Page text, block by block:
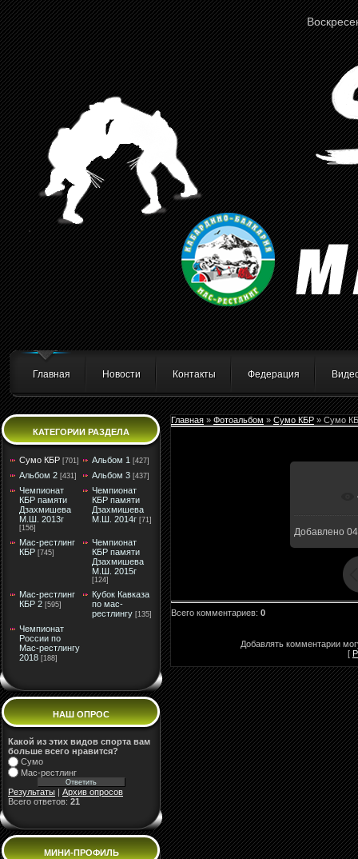
Главная Новости Контакты Федерация
КАТЕГОРИИ РАЗДЕЛА
Сумо КБР [701] Альбом 1 [427]
Альбом 2 [431] Альбом 3 [437]
Чемпионат
КБР памяти
Дзахмишева
М.Ш. 2013г
[156]
Чемпионат
КБР памяти
Дзахмишева
М.Ш. 2014г [71]
Мас-рестлинг
КБР [745]
Чемпионат
КБР памяти
Дзахмишева
М.Ш. 2015г
[124]
Мас-рестлинг
КБР 2 [595]
Кубок Кавказа
по мас-
рестлингу [135]
Чемпионат
России по
Мас-рестлингу
2018 [188]
НАШ ОПРОС
Какой из этих видов спорта вам
больше всего нравится?
Сумо
Мас-рестлинг
Результаты
Архив опросов
Всего ответов: 21
МИНИ-ПРОФИЛЬ
Главная » Фотоальбом » Сумо КБР » Сумо
В
Добавлено
Всего комментариев: 0
Добавлять комментарии
[